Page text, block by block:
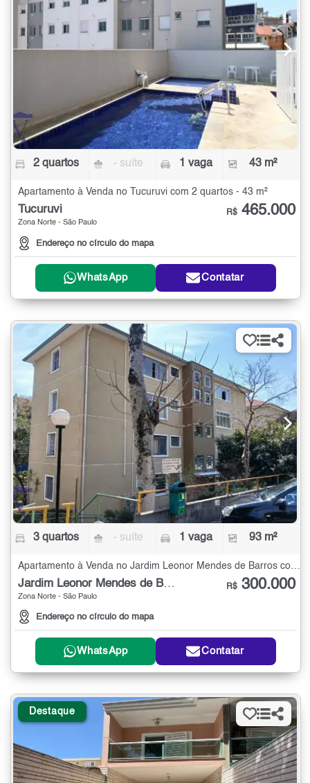
2 quartos - suíte 1 vaga 43 m²
Apartamento à Venda no Tucuruvi com 2 quartos - 43 m²
Tucuruvi
Zona Norte - São Paulo
Endereço no círculo do mapa
R$ 465.000
WhatsApp Contatar
3 quartos - suíte 1 vaga 93 m²
Jardim Leonor Mendes de Barros
Zona Norte - São Paulo
Endereço no círculo do mapa
R$ 300.000
WhatsApp Contatar
Destaque